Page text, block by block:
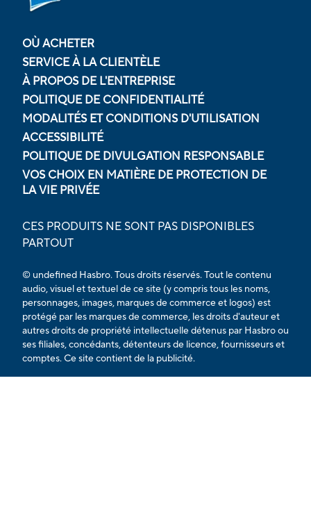
OÙ ACHETER
SERVICE À LA CLIENTÈLE
À PROPOS DE L'ENTREPRISE
POLITIQUE DE CONFIDENTIALITÉ
MODALITÉS ET CONDITIONS D'UTILISATION
ACCESSIBILITÉ
POLITIQUE DE DIVULGATION RESPONSABLE
VOS CHOIX EN MATIÈRE DE PROTECTION DE
LA VIE PRIVÉE
CES PRODUITS NE SONT PAS DISPONIBLES
PARTOUT
© undefined Hasbro. Tous droits réservés. Tout le contenu
audio, visuel et textuel de ce site (y compris tous les noms,
personnages, images, marques de commerce et logos) est
protégé par les marques de commerce, les droits d'auteur et
autres droits de propriété intellectuelle détenus par Hasbro ou
ses filiales, concédants, détenteurs de licence, fournisseurs et
comptes. Ce site contient de la publicité.